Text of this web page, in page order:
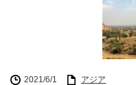
2021/6/1 アジア